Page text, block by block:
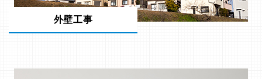
外壁工事